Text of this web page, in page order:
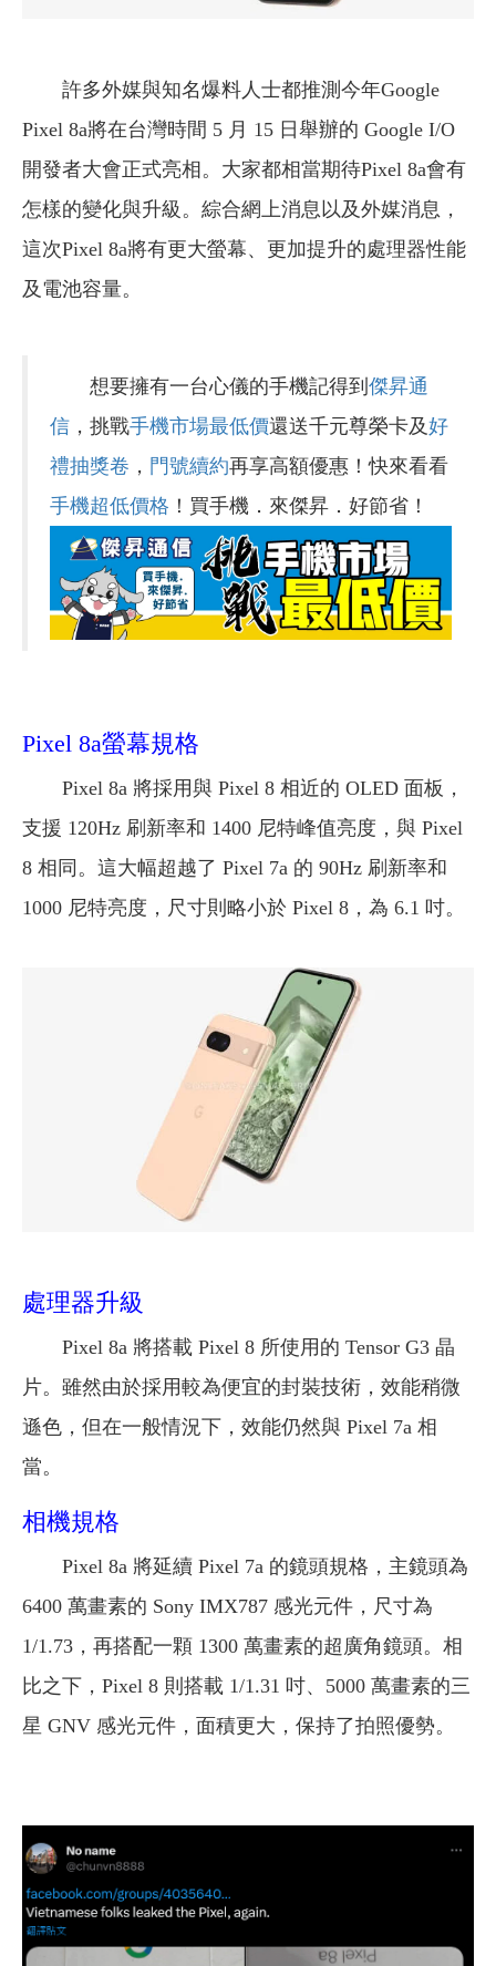
許多外媒與知名爆料人士都推測今年Google
Pixel 8a將在台灣時間 5 月 15 日舉辦的 Google I/O
開發者大會正式亮相。大家都相當期待Pixel 8a會有
怎樣的變化與升級。綜合網上消息以及外媒消息，
這次Pixel 8a將有更大螢幕、更加提升的處理器性能
及電池容量。
想要擁有一台心儀的手機記得到 傑昇通
信 ，挑戰手機市場最低價還送千元尊榮卡及好
禮抽獎卷 ， 門號續約再享高額優惠！快來看看
手機超低價格 ！買手機．來傑昇．好節省！
Pixel 8a螢幕規格
Pixel 8a 將採用與 Pixel 8 相近的 OLED 面板，
支援 120Hz 刷新率和 1400 尼特峰值亮度，與 Pixel
8 相同。這大幅超越了 Pixel 7a 的 90Hz 刷新率和
1000 尼特亮度，尺寸則略小於 Pixel 8，為 6.1 吋。
處理器升級
Pixel 8a 將搭載 Pixel 8 所使用的 Tensor G3 晶
片。雖然由於採用較為便宜的封裝技術，效能稍微
遜色，但在一般情況下，效能仍然與 Pixel 7a 相
當。
相機規格
Pixel 8a 將延續 Pixel 7a 的鏡頭規格，主鏡頭為
6400 萬畫素的 Sony IMX787 感光元件，尺寸為
1/1.73，再搭配一顆 1300 萬畫素的超廣角鏡頭。相
比之下，Pixel 8 則搭載 1/1.31 吋、5000 萬畫素的三
星 GNV 感光元件，面積更大，保持了拍照優勢。